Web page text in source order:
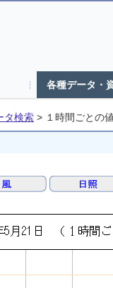
各種データ・
タ検索 > １時間ごとの